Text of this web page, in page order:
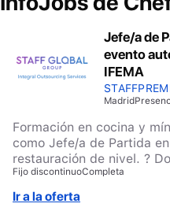
Jefe/a de
evento
IFEMA
Madrid
Formación en cocina y
como Jefe/a de Partida
restauración de nivel. ? Dominio de las técnicas
culinarias de su partida. ? Capacidad de trabajo bajo
alta presión manteniendo
Capacidad para dirigir y
Fijo discontinuoCompleta
Ir a la oferta